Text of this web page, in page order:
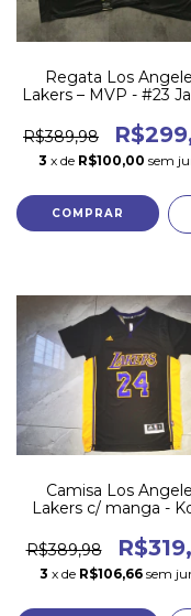
Regata Los
Lakers – MVP - #23
R$389,98
3 x de R$100,00 sem
COMPRAR
Camisa Los
Lakers c/ manga -
R$389,98
3 x de R$106,66 sem